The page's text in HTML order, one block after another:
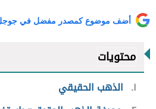
أضف موضوع كمصدر مفضل في
محتويات
١
الذهب الحقيقي